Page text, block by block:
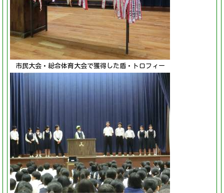
市民大会・総合体育大会で獲得した盾・トロフィー